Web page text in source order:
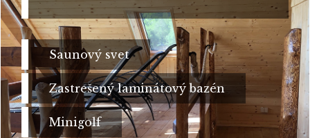
Saunový svet
Zastrešený laminátový bazén
Minigolf